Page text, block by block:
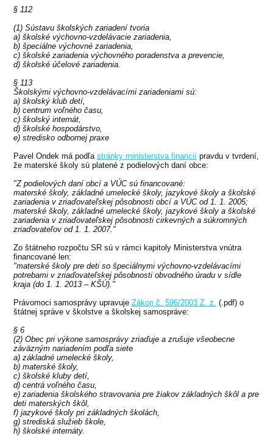
§ 112
(1) Sústavu školských zariadení tvoria
a) školské výchovno-vzdelávacie zariadenia,
b) špeciálne výchovné zariadenia,
c) školské zariadenia výchovného poradenstva a prevencie,
d) školské účelové zariadenia.
§ 113
Školskými výchovno-vzdelávacími zariadeniami sú:
a) školský klub detí,
b) centrum voľného času,
c) školský internát,
d) školské hospodárstvo,
e) stredisko odbornej praxe
Pavel Ondek má podľa stránky ministerstva financií pravdu v tvrdení,
že materské školy sú platené z podielových daní obce:
"Z podielových daní obcí a VÚC sú financované:
materské školy, základné umelecké školy, jazykové školy a školské
zariadenia v zriaďovateľskej pôsobnosti obcí a VÚC od 1. 1. 2005;
materské školy, základné umelecké školy, jazykové školy a školské
zariadenia v zriaďovateľskej pôsobnosti cirkevných a súkromných
zriaďovateľov od 1. 1. 2007."
Zo štátneho rozpočtu SR sú v rámci kapitoly Ministerstva vnútra
financované len:
"materské školy pre deti so špeciálnymi výchovno-vzdelávacími
potrebami v zriaďovateľskej pôsobnosti obvodného úradu v sídle
kraja (do 1. 1. 2013 – KŠÚ)."
Právomoci samosprávy upravuje Zákon č. 596/2003 Z. z. (.pdf) o
štátnej správe v školstve a školskej samospráve:
§ 6
(2) Obec pri výkone samosprávy zriaďuje a zrušuje všeobecne
záväzným nariadením podľa siete
a) základné umelecké školy,
b) materské školy,
c) školské kluby detí,
d) centrá voľného času,
e) zariadenia školského stravovania pre žiakov základných škôl a pre
deti materských škôl,
f) jazykové školy pri základných školách,
g) strediská služieb škole,
h) školské internáty.